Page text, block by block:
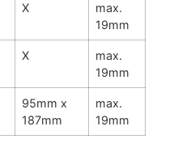
X
max.
19mm
X
max.
19mm
95mm x
187mm
max.
19mm